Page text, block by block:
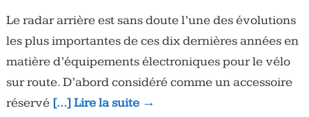
Le radar arrière est sans doute l’une des évolutions
les plus importantes de ces dix dernières années en
matière d’équipements électroniques pour le vélo
sur route. D’abord considéré comme un accessoire
réservé […] Lire la suite →